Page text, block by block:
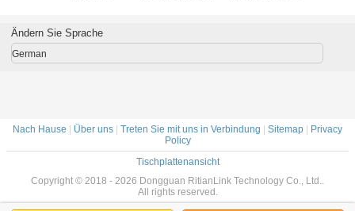
Ohm-
SMA-Mann RG58
50cm
Antenne
Ändern Sie Sprache
German
Nach Hause Über uns Treten Sie mit uns in Verbindung Sitemap
Privacy
Policy
Tischplattenansicht
Copyright © 2018 - 2026 Dongguan RitianLink Technology Co., Ltd..
All rights reserved.